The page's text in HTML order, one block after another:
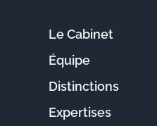
Le Cabinet
Équipe
Distinctions
Expertises